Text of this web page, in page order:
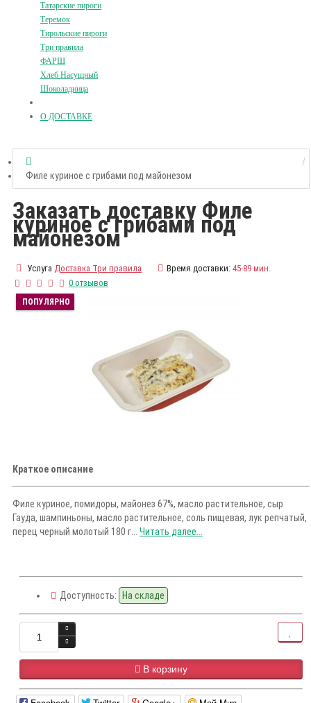
Татарские пироги
Теремок
Тирольские пироги
Три правила
ФАРШ
Хлеб Насущный
Шоколадница
О ДОСТАВКЕ
Филе куриное с грибами под майонезом
Заказать доставку Филе
куриное с грибами под
майонезом
Услуга Доставка Три правила Время доставки: 45-89 мин.
0 отзывов
ПОПУЛЯРНО
Краткое описание
Филе куриное, помидоры, майонез 67%, масло растительное, сыр
Гауда, шампиньоны, масло растительное, соль пищевая, лук репчатый,
перец черный молотый 180 г... Читать далее...
Доступность: На складе
В корзину